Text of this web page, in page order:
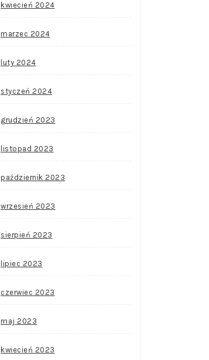
kwiecień 2024
marzec 2024
luty 2024
styczeń 2024
grudzień 2023
listopad 2023
październik 2023
wrzesień 2023
sierpień 2023
lipiec 2023
czerwiec 2023
maj 2023
kwiecień 2023